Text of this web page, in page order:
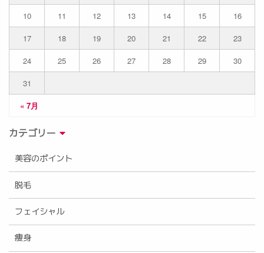
« 7月
10 11 12 13 14 15
16
17
18 19 20 21 22
23
24
25 26 27 28 29
30
31
カテゴリー
美容のポイント
脱毛
フェイシャル
痩身